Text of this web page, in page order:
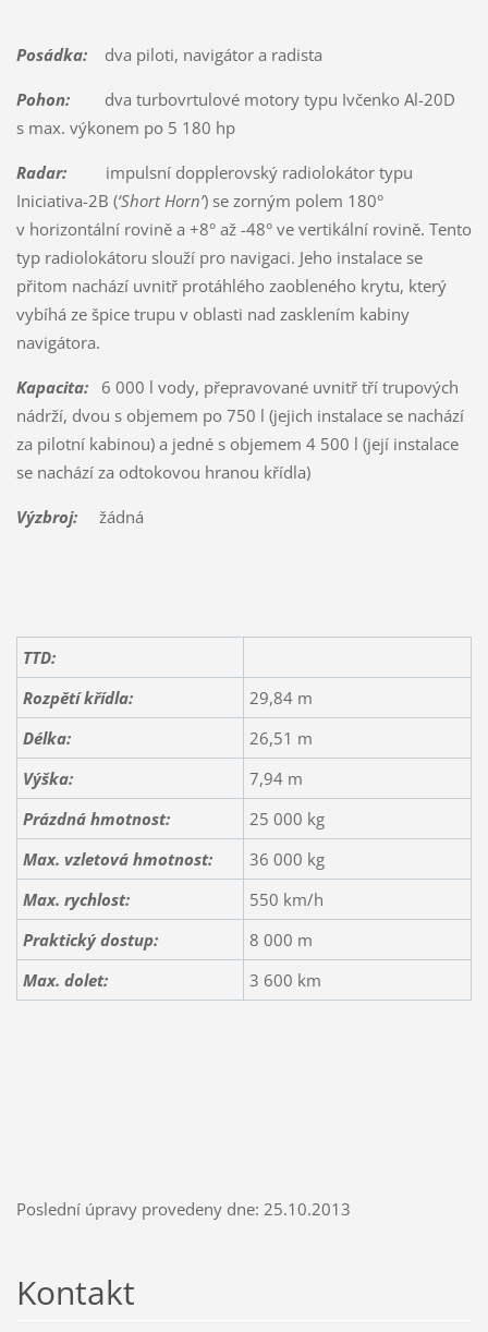
Posádka:dva piloti, navigátor a radista
Pohon:dva turbovrtulové motory typu Ivčenko Al-20D
s max. výkonem po 5 180 hp
Radar:impulsní dopplerovský radiolokátor typu
Iniciativa-2B (‘Short Horn’) se zorným polem 180°
v horizontální rovině a +8° až -48° ve vertikální rovině. Tento
typ radiolokátoru slouží pro navigaci. Jeho instalace se
přitom nachází uvnitř protáhlého zaobleného krytu, který
vybíhá ze špice trupu v oblasti nad zasklením kabiny
navigátora.
Kapacita:6 000 l vody, přepravované uvnitř tří trupových
nádrží, dvou s objemem po 750 l (jejich instalace se nachází
za pilotní kabinou) a jedné s objemem 4 500 l (její instalace
se nachází za odtokovou hranou křídla)
Výzbroj:žádná
TTD:
Rozpětí křídla:
29,84 m
Délka:
26,51 m
Výška:
7,94 m
Prázdná hmotnost:
25 000 kg
Max. vzletová hmotnost:
36 000 kg
Max. rychlost:
550 km/h
Praktický dostup:
8 000 m
Max. dolet:
3 600 km
Poslední úpravy provedeny dne: 25.10.2013
Kontakt